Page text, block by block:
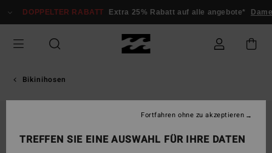
zur
springen
DOPPELTER RABATT Extra 25% Rabatt auf alle angebote* Damen
Bikinihosen
TREFFEN SIE EINE AUSWAHL FÜR IHRE DATEN
Fortfahren ohne zu akzeptieren